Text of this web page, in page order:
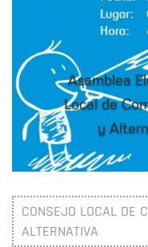
Asamblea
Local de
y
CONSEJO LOCAL DE
ALTERNATIVA